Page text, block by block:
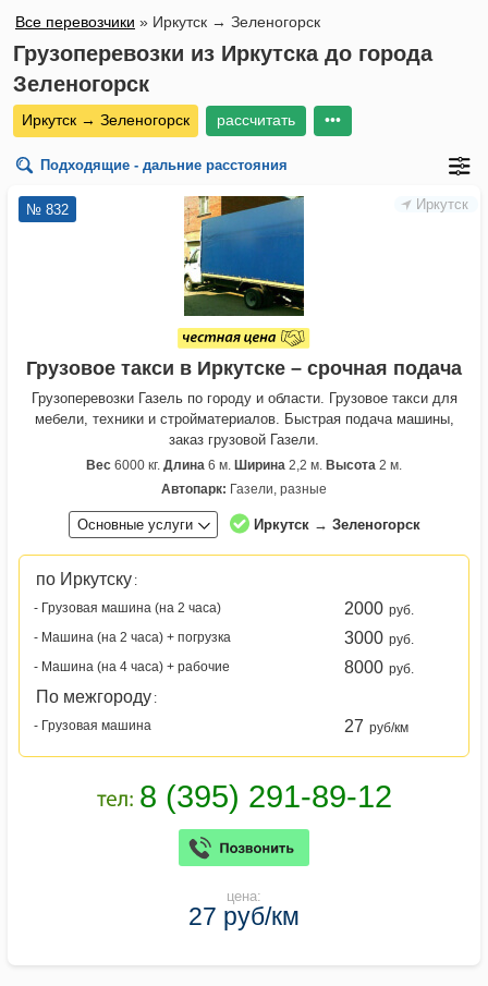
Все перевозчики » Иркутск → Зеленогорск
Грузоперевозки из Иркутска до города
Зеленогорск
Иркутск → Зеленогорск рассчитать •••
Подходящие - дальние расстояния
Иркутск
№ 832
Грузовое такси в Иркутске – срочная подача
Грузоперевозки Газель по городу и области. Грузовое такси для
мебели, техники и стройматериалов. Быстрая подача машины,
заказ грузовой Газели.
Вес 6000 кг. Длина 6 м. Ширина 2,2 м. Высота 2 м.
Автопарк: Газели, разные
Основные услуги Иркутск → Зеленогорск
по Иркутску :
- Грузовая машина (на 2 часа)
2000 руб.
- Машина (на 2 часа) + погрузка
3000 руб.
- Машина (на 4 часа) + рабочие
8000 руб.
По межгороду :
- Грузовая машина
27 руб/км
цена:
27 руб/км